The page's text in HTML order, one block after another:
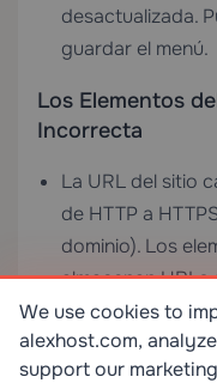
desactualizada.
guardar el menú.
Los Elementos
Incorrecta
La URL del sitio
de HTTP a
dominio). Los
almacenan
manualmente o
reemplazo en la
We use cookies to
alexhost.com,
support our